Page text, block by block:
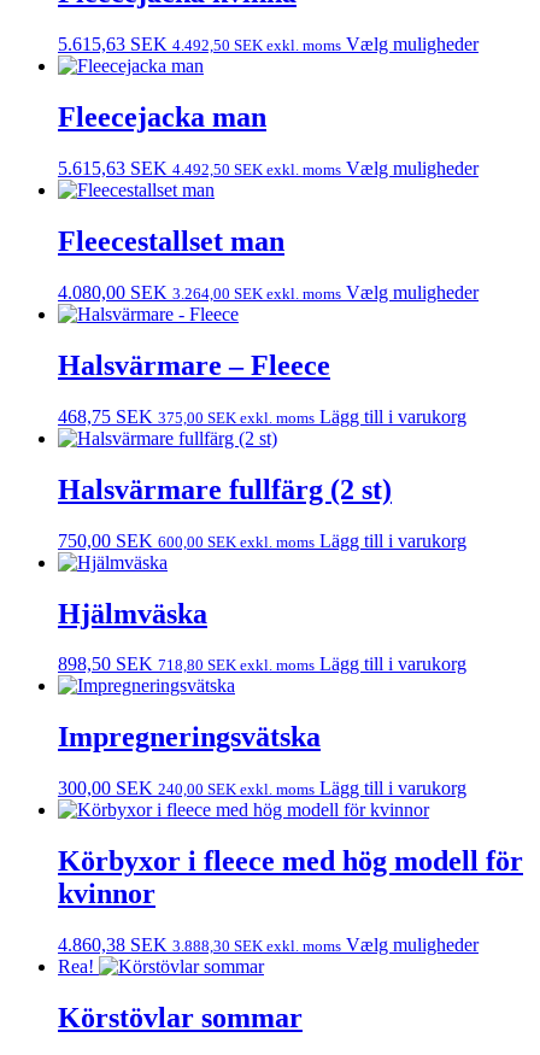
5.615,63 SEK 4.492,50 SEK exkl. moms Vælg muligheder
Fleecejacka man
5.615,63 SEK 4.492,50 SEK exkl. moms Vælg muligheder
Fleecestallset man
4.080,00 SEK 3.264,00 SEK exkl. moms Vælg muligheder
Halsvärmare – Fleece
468,75 SEK 375,00 SEK exkl. moms Lägg till i varukorg
Halsvärmare fullfärg (2 st)
750,00 SEK 600,00 SEK exkl. moms Lägg till i varukorg
Hjälmväska
898,50 SEK 718,80 SEK exkl. moms Lägg till i varukorg
Impregneringsvätska
300,00 SEK 240,00 SEK exkl. moms Lägg till i varukorg
Körbyxor i fleece med hög modell för
kvinnor
4.860,38 SEK 3.888,30 SEK exkl. moms Vælg muligheder
Rea!
Körstövlar sommar